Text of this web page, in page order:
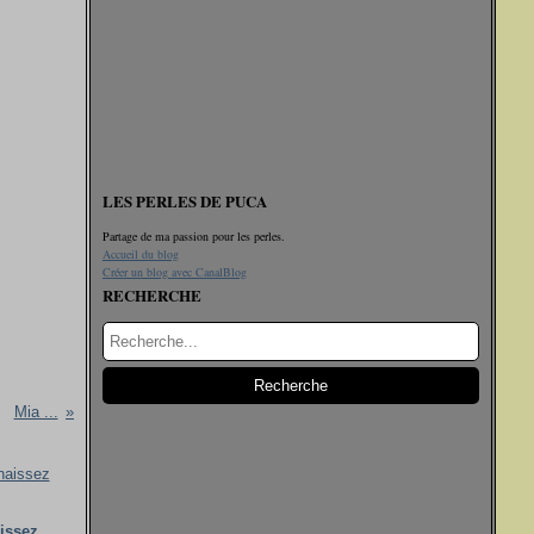
Mia ...
LES PERLES DE PUCA
Partage de ma passion pour les perles.
Accueil du blog
Créer un blog avec CanalBlog
RECHERCHE